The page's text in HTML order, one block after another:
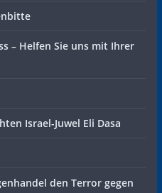
– Helfen Sie uns mit Ihrer
Israel-Juwel Eli Dasa
den Terror gegen